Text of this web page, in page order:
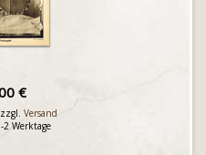
€
Versand
2 Werktage